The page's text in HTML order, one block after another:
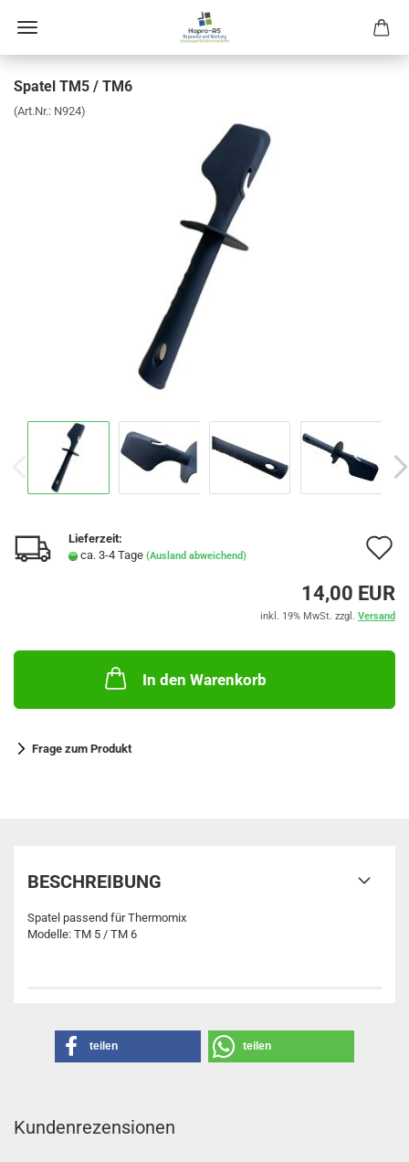
Spa­tel TM5 / TM6
(Art.Nr.: N924)
Lieferzeit:
ca. 3-4 Tage (Ausland abweichend)
14,00 EUR
inkl. 19% MwSt. zzgl. Versand
In den Warenkorb
Frage zum Produkt
BESCHREIBUNG
Spatel passend für Thermomix
Modelle: TM 5 / TM 6
teilen teilen
Kundenrezensionen